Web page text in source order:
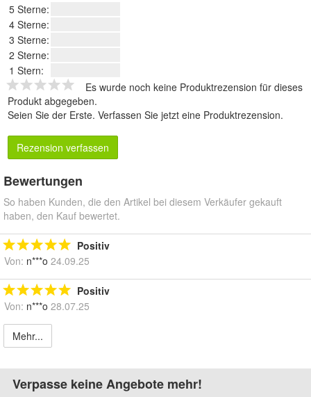
5 Sterne:
4 Sterne:
3 Sterne:
2 Sterne:
1 Stern:
Es wurde noch keine Produktrezension für dieses
Produkt abgegeben.
Seien Sie der Erste. Verfassen Sie jetzt eine Produktrezension.
Rezension verfassen
Bewertungen
So haben Kunden, die den Artikel bei diesem Verkäufer gekauft
haben, den Kauf bewertet.
Positiv
Von: n***o 24.09.25
Positiv
Von: n***o 28.07.25
Mehr...
Verpasse keine Angebote mehr!